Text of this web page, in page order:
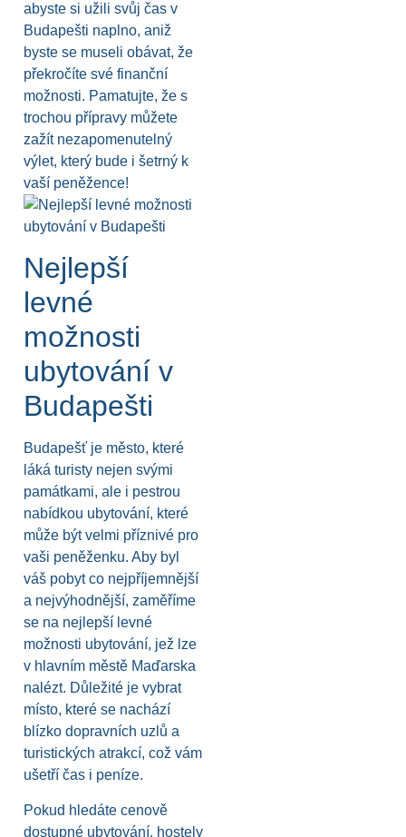
abyste si užili svůj čas v
Budapešti naplno, aniž
byste se museli obávat, že
překročíte své finanční
možnosti. Pamatujte, že s
trochou přípravy můžete
zažít nezapomenutelný
výlet, který bude i šetrný k
vaší peněžence!
Nejlepší
levné
možnosti
ubytování v
Budapešti
Budapešť je město, které
láká turisty nejen svými
památkami, ale i pestrou
nabídkou ubytování, které
může být velmi příznivé pro
vaši peněženku. Aby byl
váš pobyt co nejpříjemnější
a nejvýhodnější, zaměříme
se na nejlepší levné
možnosti ubytování, jež lze
v hlavním městě Maďarska
nalézt. Důležité je vybrat
místo, které se nachází
blízko dopravních uzlů a
turistických atrakcí, což vám
ušetří čas i peníze.
Pokud hledáte cenově
dostupné ubytování, hostely